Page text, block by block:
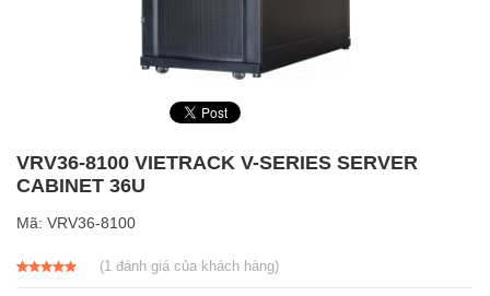
VRV36-8100 VIETRACK V-SERIES SERVER
CABINET 36U
Mã: VRV36-8100
(1đánh giá của khách hàng)